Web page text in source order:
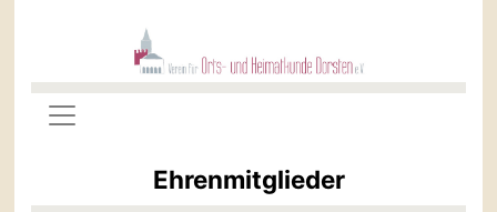
Ehrenmitglieder